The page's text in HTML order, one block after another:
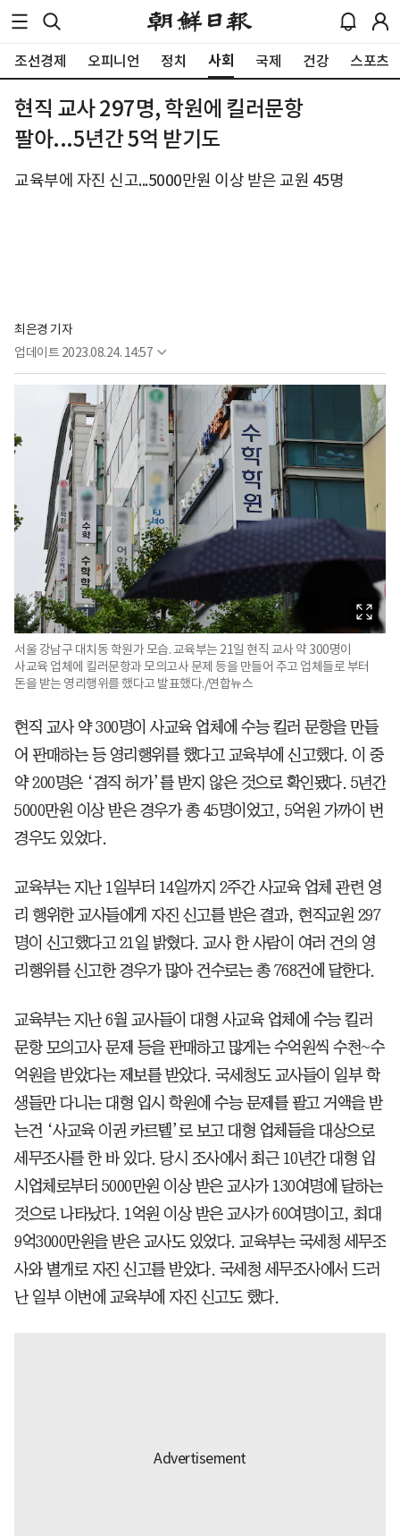
조선경제 오피니언 정치 사회 국제 건강 스포츠
현직 교사 297명, 학원에 킬러문항
팔아...5년간 5억 받기도
교육부에 자진 신고...5000만원 이상 받은 교원 45명
최은경 기자
업데이트 2023.08.24. 14:57
서울 강남구 대치동 학원가 모습. 교육부는 21일 현직 교사 약 300명이
사교육 업체에 킬러문항과 모의고사 문제 등을 만들어 주고 업체들로 부터
돈을 받는 영리행위를 했다고 발표했다./연합뉴스
현직 교사 약 300명이 사교육 업체에 수능 킬러 문항을 만들
어 판매하는 등 영리행위를 했다고 교육부에 신고했다. 이 중
약 200명은 ‘겸직 허가’를 받지 않은 것으로 확인됐다. 5년간
5000만원 이상 받은 경우가 총 45명이었고, 5억원 가까이 번
경우도 있었다.
교육부는 지난 1일부터 14일까지 2주간 사교육 업체 관련 영
리 행위한 교사들에게 자진 신고를 받은 결과, 현직교원 297
명이 신고했다고 21일 밝혔다. 교사 한 사람이 여러 건의 영
리행위를 신고한 경우가 많아 건수로는 총 768건에 달한다.
교육부는 지난 6월 교사들이 대형 사교육 업체에 수능 킬러
문항 모의고사 문제 등을 판매하고 많게는 수억원씩 수천~수
억원을 받았다는 제보를 받았다. 국세청도 교사들이 일부 학
생들만 다니는 대형 입시 학원에 수능 문제를 팔고 거액을 받
는건 ‘사교육 이권 카르텔’로 보고 대형 업체들을 대상으로
세무조사를 한 바 있다. 당시 조사에서 최근 10년간 대형 입
시업체로부터 5000만원 이상 받은 교사가 130여명에 달하는
것으로 나타났다. 1억원 이상 받은 교사가 60여명이고, 최대
9억3000만원을 받은 교사도 있었다. 교육부는 국세청 세무조
사와 별개로 자진 신고를 받았다. 국세청 세무조사에서 드러
난 일부 이번에 교육부에 자진 신고도 했다.